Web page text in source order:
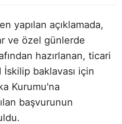
yapılan açıklamada,
ve özel günlerde
hazırlanan, ticari
baklavası için
Kurumu'na
başvurunun